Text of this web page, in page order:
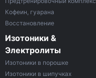
Кофеин, гуарана
Восстановление
Изотоники &
Электролиты
Изотоники в порошке
Изотоники в шипучках